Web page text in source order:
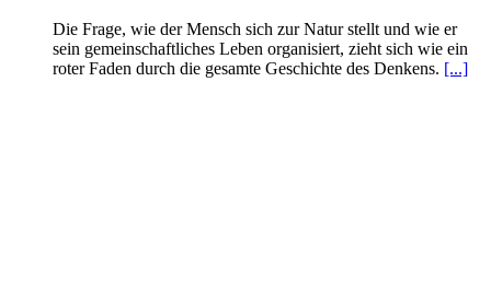
Die Frage, wie der Mensch sich zur Natur stellt und wie er
sein gemeinschaftliches Leben organisiert, zieht sich wie ein
roter Faden durch die gesamte Geschichte des Denkens. [...]